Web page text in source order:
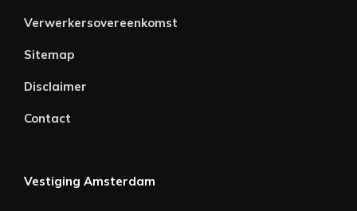
Verwerkersovereenkomst
Sitemap
Disclaimer
Contact
Vestiging Amsterdam